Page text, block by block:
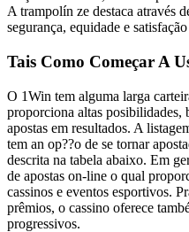
A trampolín ze destaca através
segurança, equidade e
Tais Como Começar A
O 1Win tem alguma larga
proporciona altas posibilidades,
apostas em resultados. A
tem an op??o de se tornar
descrita na tabela abaixo. Em
de apostas on-line o qual
cassinos e eventos esportivos.
prêmios, o cassino oferece
progressivos.